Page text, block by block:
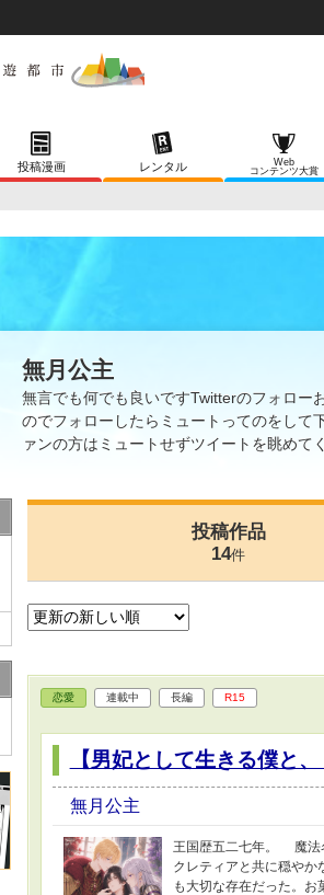
投稿漫画 レンタル
Web
コンテンツ大賞
無月公主
無言でも何でも良いですTwitterのフォロー
のでフォローしたらミュートってのをして
ァンの方はミュートせずツイートを眺めて
投稿作品
14件
恋愛 連載中 長編 R15
【男妃として生きる僕と
無月公主
王国歴五二七年。 魔法
クレティアと共に穏や
も大切な存在だった。